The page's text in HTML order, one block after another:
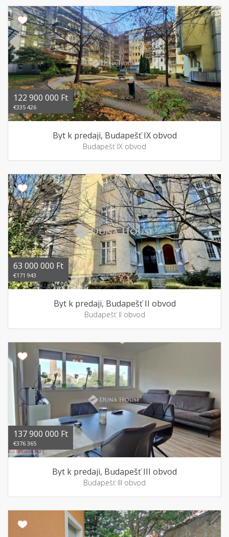
122 900 000 Ft
€335 426
Byt k predaji, Budapešť IX obvod
Budapešť IX obvod
63 000 000 Ft
€171 943
Byt k predaji, Budapešť II obvod
Budapešť II obvod
137 900 000 Ft
€376 365
Byt k predaji, Budapešť III obvod
Budapešť III obvod